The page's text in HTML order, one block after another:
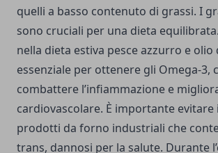
quelli a basso contenuto di grassi. I
sono cruciali per una dieta
nella dieta estiva pesce azzurro e olio
essenziale per ottenere gli Omega-3,
combattere l’infiammazione e
cardiovascolare. È importante
prodotti da forno industriali che
trans, dannosi per la salute. Durante